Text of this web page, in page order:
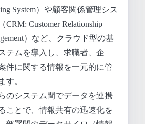
System）や顧客関係管理シス
CRM: Customer Relationship
）など、クラウド型の基
テムを導入し、求職者、企
件に関する情報を一元的に管
す。
のシステム間でデータを連携
ことで、情報共有の迅速化を